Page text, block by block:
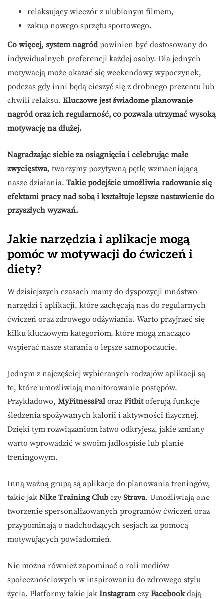
relaksujący wieczór z ulubionym filmem,
zakup nowego sprzętu sportowego.
Co więcej, system nagródpowinien być dostosowany do
indywidualnych preferencji każdej osoby. Dla jednych
motywacją może okazać się weekendowy wypoczynek,
podczas gdy inni będą cieszyć się z drobnego prezentu lub
chwili relaksu. Kluczowe jest świadome planowanie
nagród oraz ich regularność, co pozwala utrzymać wysoką
motywację na dłużej.
Nagradzając siebie za osiągnięcia i celebrując małe
zwycięstwa, tworzymy pozytywną pętlę wzmacniającą
nasze działania. Takie podejście umożliwia radowanie się
efektami pracy nad sobą i kształtuje lepsze nastawienie do
przyszłych wyzwań.
Jakie narzędzia i aplikacje mogą
pomóc w motywacji do ćwiczeń i
diety?
W dzisiejszych czasach mamy do dyspozycji mnóstwo
narzędzi i aplikacji, które zachęcają nas do regularnych
ćwiczeń oraz zdrowego odżywiania. Warto przyjrzeć się
kilku kluczowym kategoriom, które mogą znacząco
wspierać nasze starania o lepsze samopoczucie.
Jednym z najczęściej wybieranych rodzajów aplikacji są
te, które umożliwiają monitorowanie postępów.
Przykładowo, MyFitnessPal oraz Fitbitoferują funkcje
śledzenia spożywanych kalorii i aktywności fizycznej.
Dzięki tym rozwiązaniom łatwo odkryjesz, jakie zmiany
warto wprowadzić w swoim jadłospisie lub planie
treningowym.
Inną ważną grupą są aplikacje do planowania treningów,
takie jak Nike Training Clubczy Strava. Umożliwiają one
tworzenie spersonalizowanych programów ćwiczeń oraz
przypominają o nadchodzących sesjach za pomocą
motywujących powiadomień.
Nie można również zapominać o roli mediów
społecznościowych w inspirowaniu do zdrowego stylu
życia. Platformy takie jak Instagramczy Facebookdają